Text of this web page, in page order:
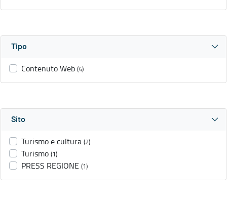
Tipo
Contenuto Web (4)
Sito
Turismo e cultura (2)
Turismo (1)
PRESS REGIONE (1)